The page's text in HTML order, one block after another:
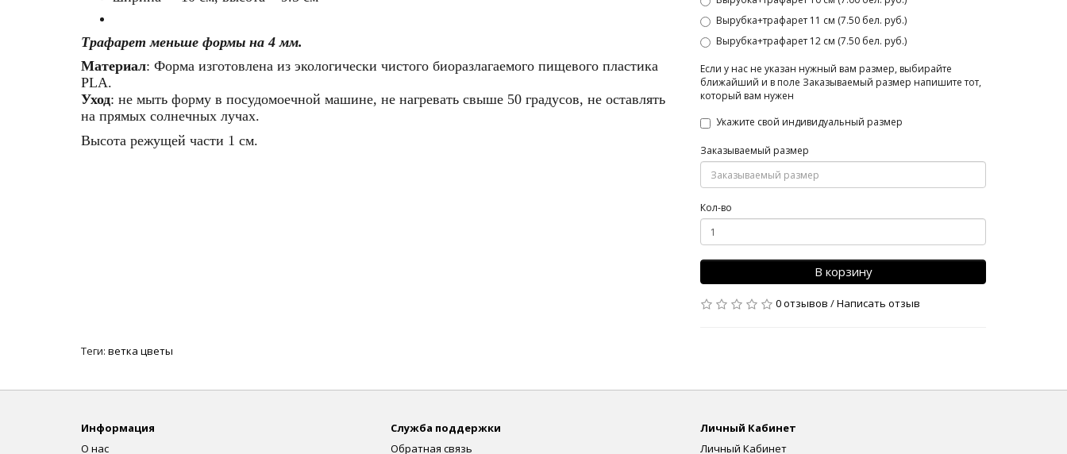
Трафарет меньше формы на 4 мм.
Материал: Форма изготовлена из экологически чистого биоразлагаемого пищевого пластика
PLA.
Уход: не мыть форму в посудомоечной машине, не нагревать свыше 50 градусов, не оставлять
на прямых солнечных лучах.
Высота режущей части 1 см.
Вырубка+трафарет 11 см (7.50 бел. руб.)
Вырубка+трафарет 12 см (7.50 бел. руб.)
Если у нас не указан нужный вам размер, выбирайте
ближайший и в поле Заказываемый размер напишите тот,
который вам нужен
Укажите свой индивидуальный размер
Заказываемый размер
Кол-во
В корзину
0 отзывов /Написать отзыв
Теги: ветка цветы
Информация
О нас
Служба поддержки
Обратная связь
Личный Кабинет
Личный Кабинет